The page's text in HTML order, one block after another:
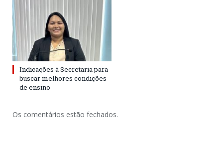
Indicações à Secretaria para
buscar melhores condições
de ensino
Os comentários estão fechados.